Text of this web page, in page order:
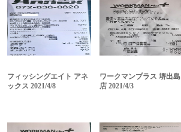
フィッシングエイト アネ
ックス 2021/4/8
ワークマンプラス 堺出島
店 2021/4/3